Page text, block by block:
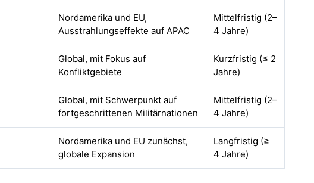
Nordamerika und EU,
Ausstrahlungseffekte auf APAC
Mittelfristig (2–
4 Jahre)
Global, mit Fokus auf
Konfliktgebiete
Kurzfristig (≤ 2
Jahre)
Global, mit Schwerpunkt auf
fortgeschrittenen Militärnationen
Mittelfristig (2–
4 Jahre)
Nordamerika und EU zunächst,
globale Expansion
Langfristig (≥
4 Jahre)